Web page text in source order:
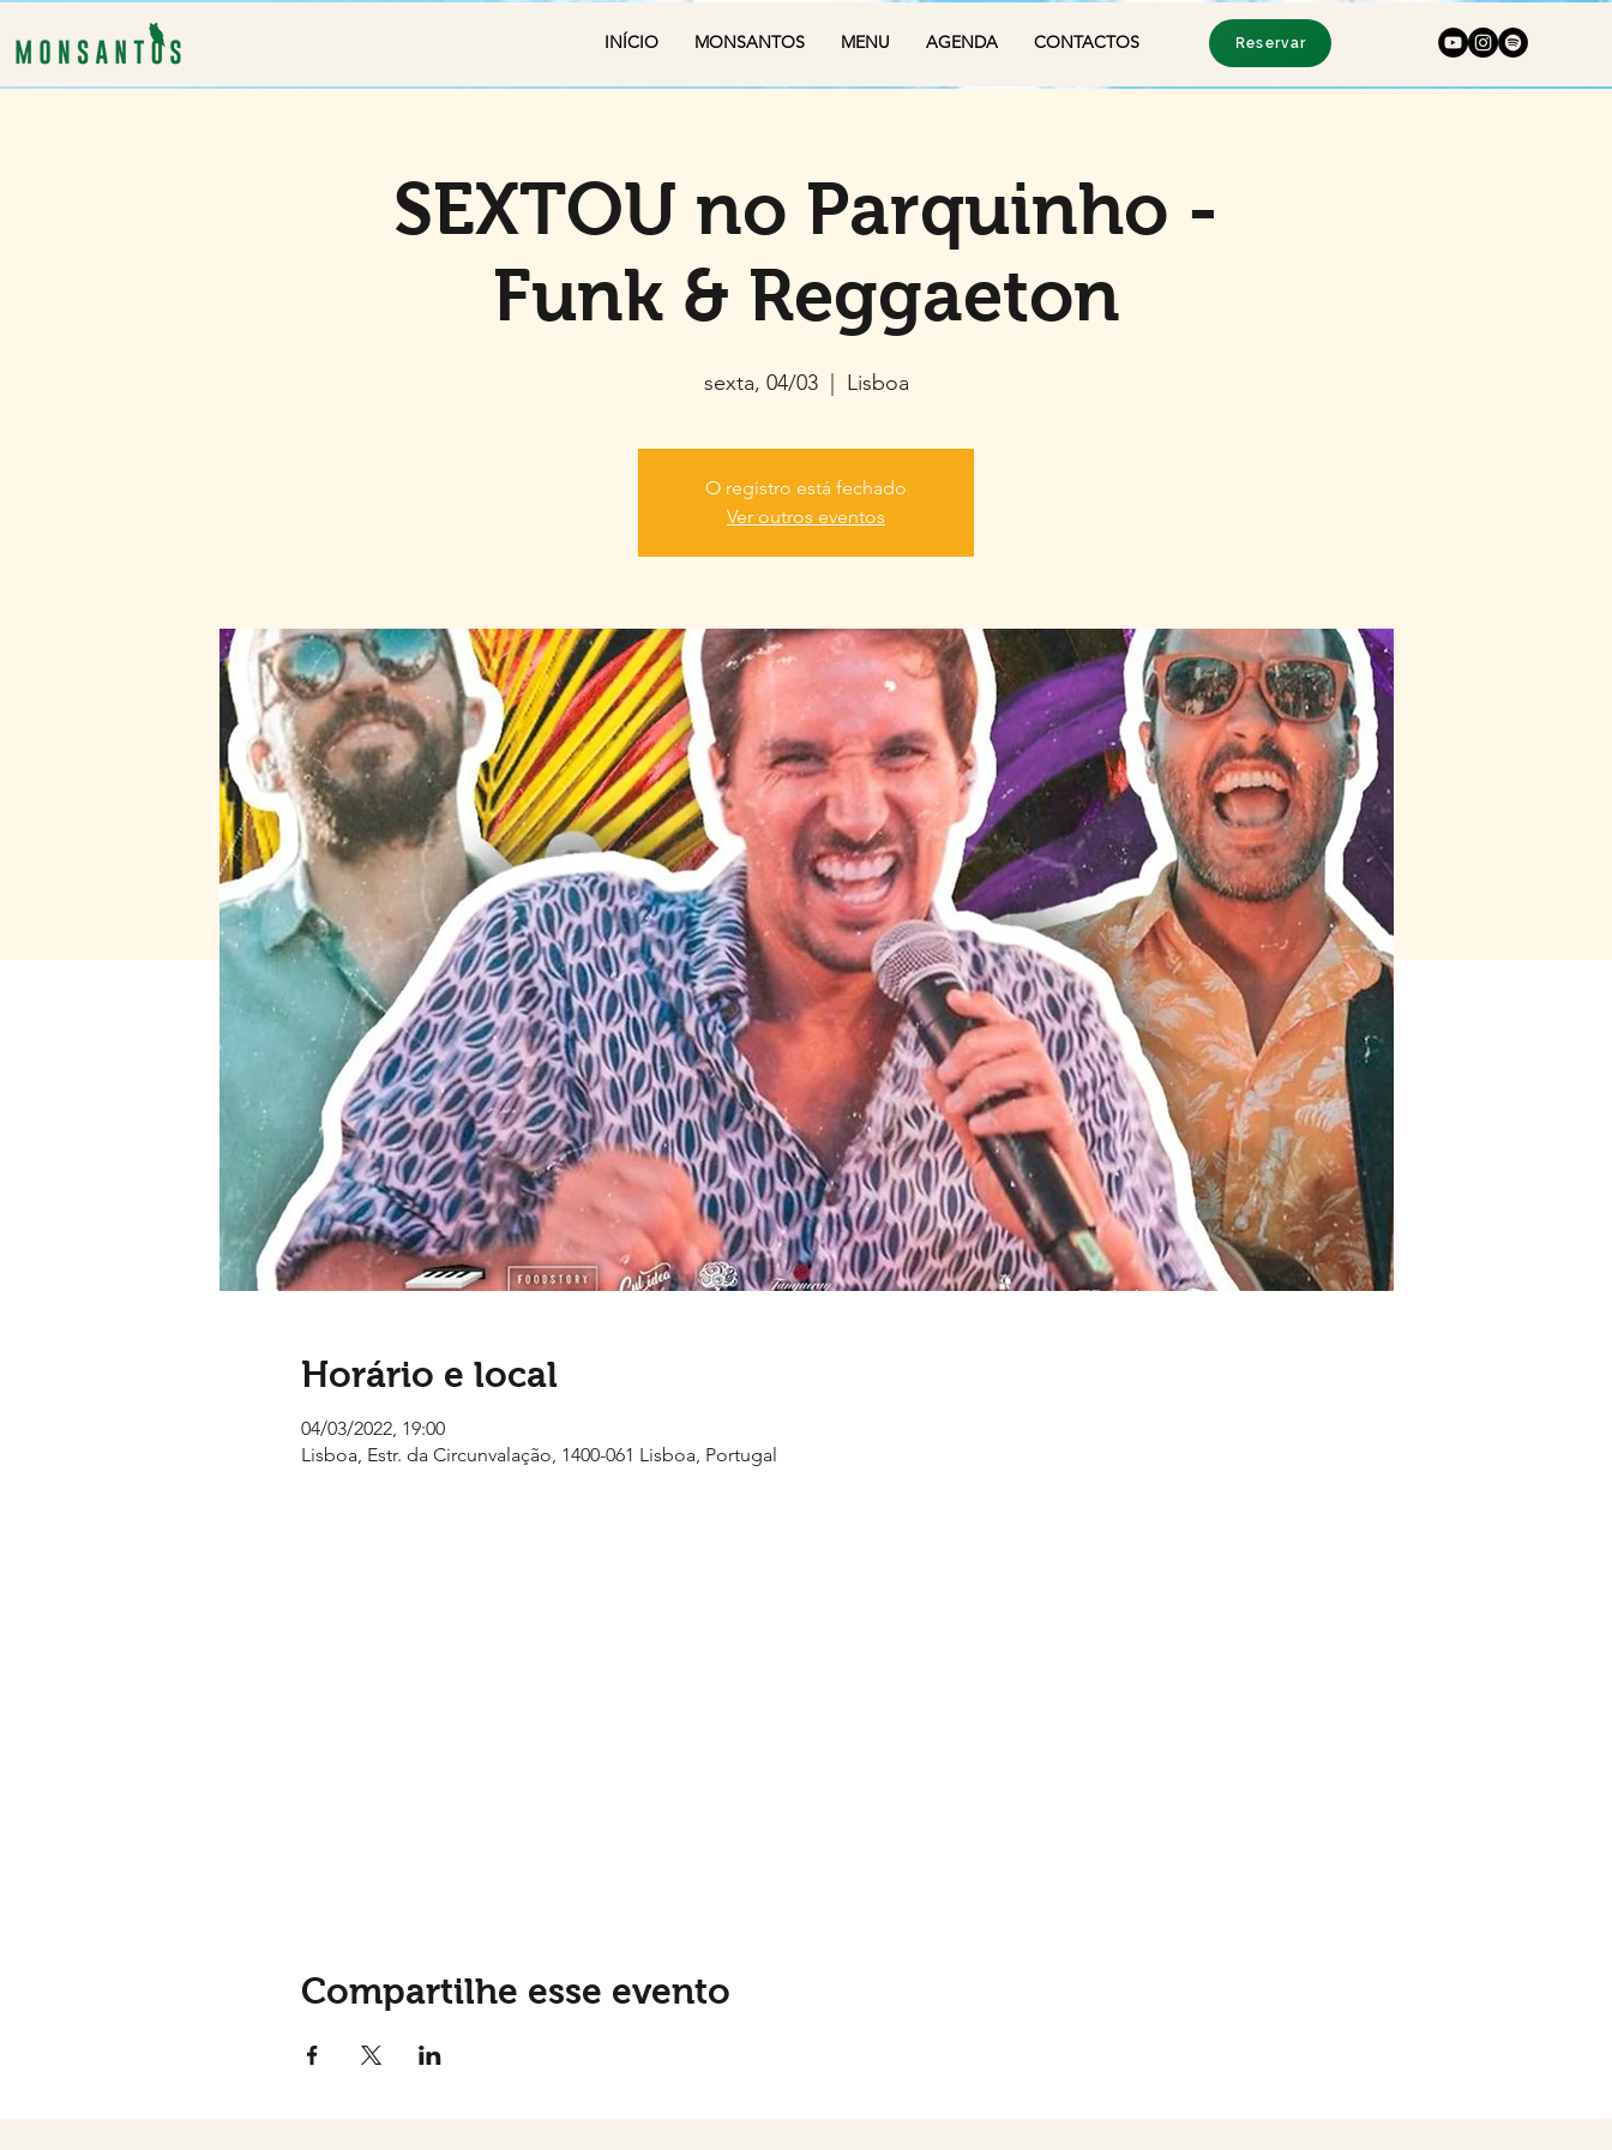
INÍCIO MONSANTOS MENU AGENDA CONTACTOS Reservar
SEXTOU no Parquinho -
Funk & Reggaeton
sexta, 04/03
  |
Lisboa
O registro está fechado
Ver outros eventos
Horário e local
04/03/2022, 19:00
Lisboa, Estr. da Circunvalação, 1400-061 Lisboa, Portugal
Compartilhe esse evento